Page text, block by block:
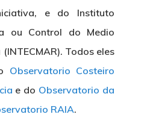
e do Instituto
ou Control do Medio
Todos eles
Observatorio Costeiro
e do Observatorio da
RAIA.